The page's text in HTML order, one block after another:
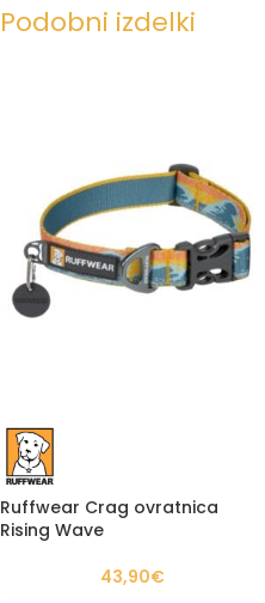
Podobni izdelki
Ruffwear Crag ovratnica
Rising Wave
43,90€